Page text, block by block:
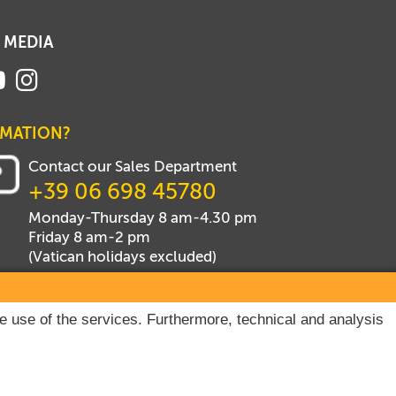
use of the services. Furthermore, technical and analysis
Contact our Sales Department
+39 06 698 45780
Monday-Thursday 8 am-4.30 pm
Friday 8 am-2 pm
(Vatican holidays excluded)